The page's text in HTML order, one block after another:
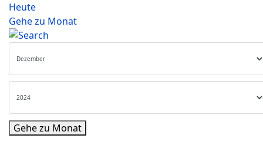
Heute
Gehe zu Monat
Gehe zu Monat